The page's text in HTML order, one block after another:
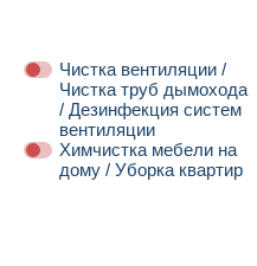
Чистка вентиляции /
Чистка труб дымохода
/ Дезинфекция систем
вентиляции
Химчистка мебели на
дому / Уборка квартир